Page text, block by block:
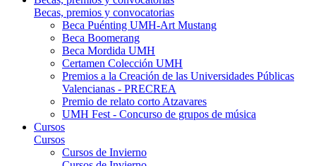
Becas, premios y convocatorias
Beca Puénting UMH-Art Mustang
Beca Boomerang
Beca Mordida UMH
Certamen Colección UMH
Premios a la Creación de las Universidades Públicas
Valencianas - PRECREA
Premio de relato corto Atzavares
UMH Fest - Concurso de grupos de música
Cursos
Cursos
Cursos de Invierno